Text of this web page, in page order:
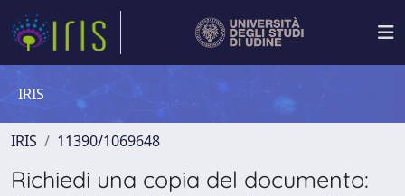
IRIS
IRIS 11390/1069648
Richiedi una copia del documento: